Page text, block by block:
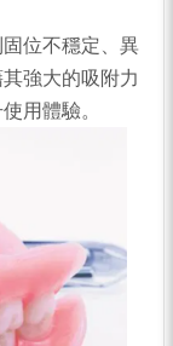
位不穩定、異
強大的吸附力
用體驗。